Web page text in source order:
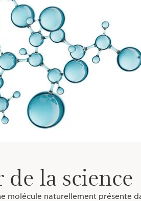
la science
molécule naturellement présente